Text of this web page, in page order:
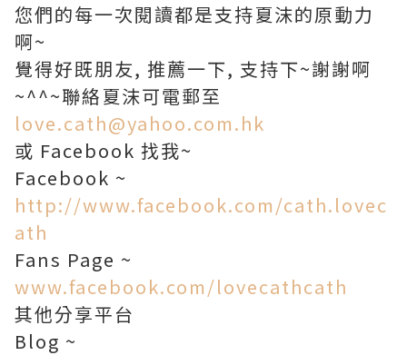
您們的每一次閱讀都是支持夏沫的原動力
啊~
覺得好既朋友, 推薦一下, 支持下~謝謝啊
~^^~聯絡夏沫可電郵至
love.cath@yahoo.com.hk
或 Facebook 找我~
Facebook ~
http://www.facebook.com/cath.lovec
ath
Fans Page ~
www.facebook.com/lovecathcath
其他分享平台
Blog ~